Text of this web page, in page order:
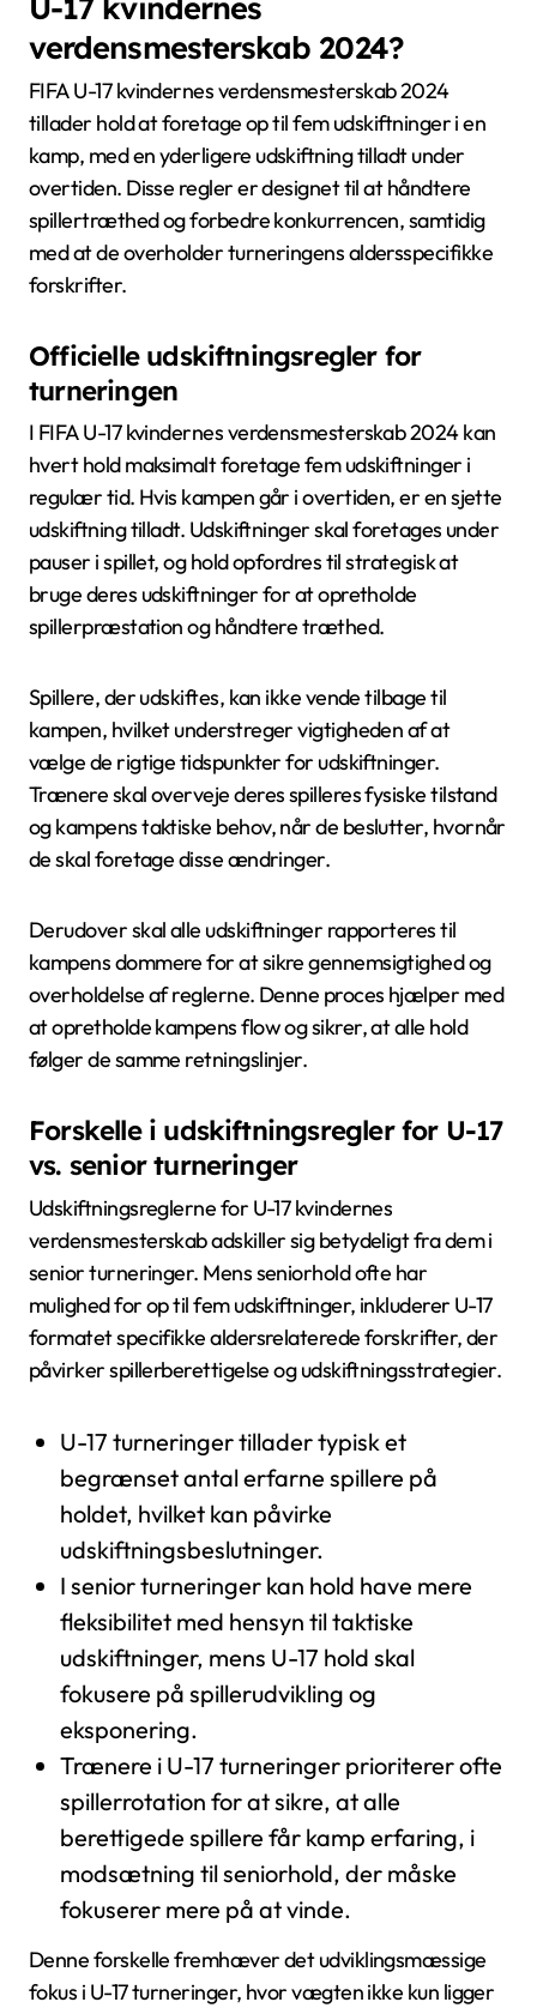
verdensmesterskab 2024?
FIFA U-17 kvindernes verdensmesterskab 2024
tillader hold at foretage op til fem udskiftninger i en
kamp, med en yderligere udskiftning tilladt under
overtiden. Disse regler er designet til at håndtere
spillertræthed og forbedre konkurrencen, samtidig
med at de overholder turneringens aldersspecifikke
forskrifter.
Officielle udskiftningsregler for
turneringen
I FIFA U-17 kvindernes verdensmesterskab 2024 kan
hvert hold maksimalt foretage fem udskiftninger i
regulær tid. Hvis kampen går i overtiden, er en sjette
udskiftning tilladt. Udskiftninger skal foretages under
pauser i spillet, og hold opfordres til strategisk at
bruge deres udskiftninger for at opretholde
spillerpræstation og håndtere træthed.
Spillere, der udskiftes, kan ikke vende tilbage til
kampen, hvilket understreger vigtigheden af at
vælge de rigtige tidspunkter for udskiftninger.
Trænere skal overveje deres spilleres fysiske tilstand
og kampens taktiske behov, når de beslutter, hvornår
de skal foretage disse ændringer.
Derudover skal alle udskiftninger rapporteres til
kampens dommere for at sikre gennemsigtighed og
overholdelse af reglerne. Denne proces hjælper med
at opretholde kampens flow og sikrer, at alle hold
følger de samme retningslinjer.
Forskelle i udskiftningsregler for U-17
vs. senior turneringer
Udskiftningsreglerne for U-17 kvindernes
verdensmesterskab adskiller sig betydeligt fra dem i
senior turneringer. Mens seniorhold ofte har
mulighed for op til fem udskiftninger, inkluderer U-17
formatet specifikke aldersrelaterede forskrifter, der
påvirker spillerberettigelse og udskiftningsstrategier.
U-17 turneringer tillader typisk et
begrænset antal erfarne spillere på
holdet, hvilket kan påvirke
udskiftningsbeslutninger.
I senior turneringer kan hold have mere
fleksibilitet med hensyn til taktiske
udskiftninger, mens U-17 hold skal
fokusere på spillerudvikling og
eksponering.
Trænere i U-17 turneringer prioriterer ofte
spillerrotation for at sikre, at alle
berettigede spillere får kamp erfaring, i
modsætning til seniorhold, der måske
fokuserer mere på at vinde.
Denne forskelle fremhæver det udviklingsmæssige
fokus i U-17 turneringer, hvor vægten ikke kun ligger